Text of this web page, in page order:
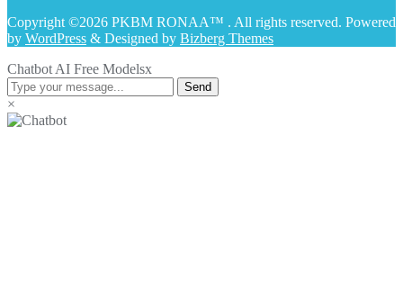
Copyright ©2026 PKBM RONAA™ . All rights reserved. Powered
by WordPress & Designed by Bizberg Themes
Chatbot AI Free Modelsx
Send
×